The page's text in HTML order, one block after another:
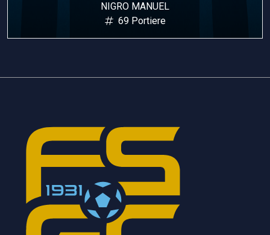
NIGRO MANUEL
69 Portiere